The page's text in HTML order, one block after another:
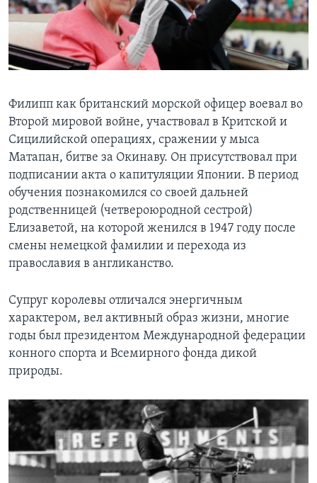
Филипп как британский морской офицер воевал во
Второй мировой войне, участвовал в Критской и
Сицилийской операциях, сражении у мыса
Матапан, битве за Окинаву. Он присутствовал при
подписании акта о капитуляции Японии. В период
обучения познакомился со своей дальней
родственницей (четвероюродной сестрой)
Елизаветой, на которой женился в 1947 году после
смены немецкой фамилии и перехода из
православия в англиканство.
Супруг королевы отличался энергичным
характером, вел активный образ жизни, многие
годы был президентом Международной федерации
конного спорта и Всемирного фонда дикой
природы.